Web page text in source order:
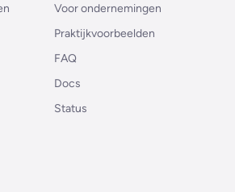
Voor ondernemingen
Praktijkvoorbeelden
FAQ
Docs
Status